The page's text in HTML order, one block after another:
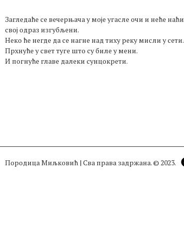
Загледаће се вечерњача у моје угасле очи и неће наћи
свој одраз изгубљени.
Неко ће негде да се нагне над тиху реку мисли у сети.
Прхнуће у свет туге што су биле у мени.
И погнуће главе далеки сунцокрети.
Породица Миљковић | Сва права задржана. © 2023.